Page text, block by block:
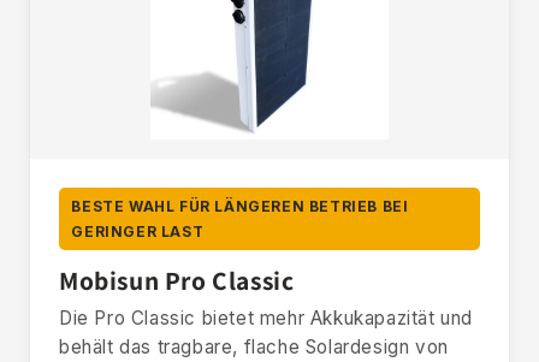
BESTE WAHL FÜR LÄNGEREN BETRIEB BEI
GERINGER LAST
Mobisun Pro Classic
Die Pro Classic bietet mehr Akkukapazität und
behält das tragbare, flache Solardesign von